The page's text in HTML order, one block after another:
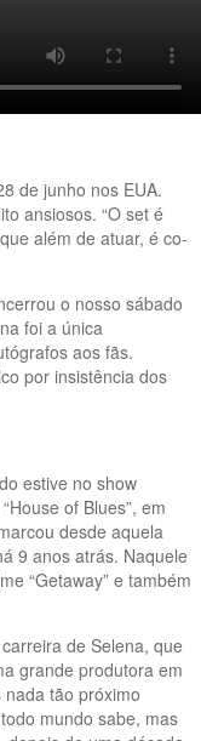
de junho nos EUA.
ansiosos. “O set é
além de atuar, é co-
o nosso sábado
foi a única
aos fãs.
por insistência dos
estive no show
of Blues”, em
desde aquela
9 anos atrás. Naquele
“Getaway” e também
de Selena, que
grande produtora em
tão próximo
mundo sabe, mas